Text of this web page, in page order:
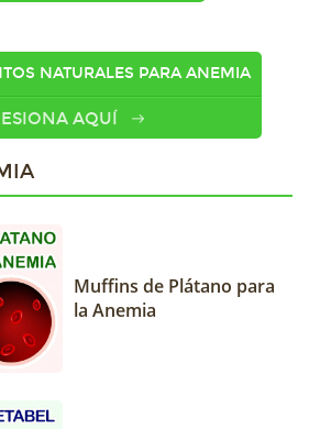
NATURALES PARA ANEMIA
AQUÍ
Muffins de Plátano para
la Anemia